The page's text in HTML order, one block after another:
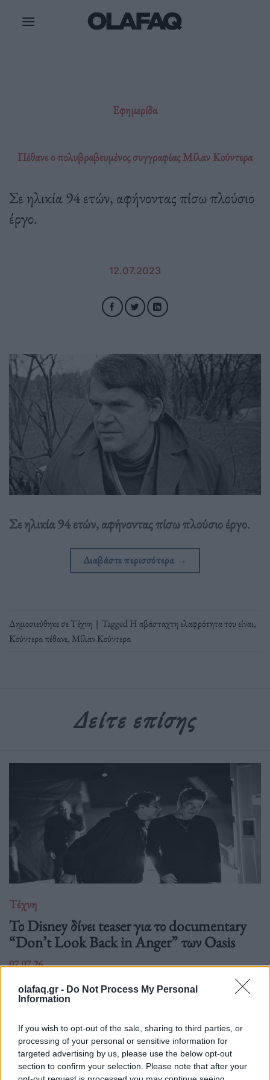
olafaq.gr - Do Not Process My Personal
Information
If you wish to opt-out of the sale, sharing to third parties, or
processing of your personal or sensitive information for
targeted advertising by us, please use the below opt-out
section to confirm your selection. Please note that after your
Εφημερίδα
Πέθανε ο πολυβραβευμένος συγγραφέας Μίλαν Κούντερα
Σε ηλικία 94 ετών, αφήνοντας πίσω πλούσιο
έργο.
12.07.2023
Σε ηλικία 94 ετών, αφήνοντας πίσω πλούσιο έργο.
Διαβάστε περισσότερα →
Δημοσιεύθηκε σεΤέχνη | TaggedΗ αβάσταχτη ελαφρότητα του είναι,
Κούντερα πέθανε, Μίλαν Κούντερα
Δείτε επίσης
Τέχνη
Το Disney δίνει teaser για το documentary
“Don’t Look Back in Anger” των Oasis
07.07.26
Το "Don’t Look Back in Anger" καταγράφει την επανένωση
των Oasis και την sold-out περιοδεία “Oasis Live